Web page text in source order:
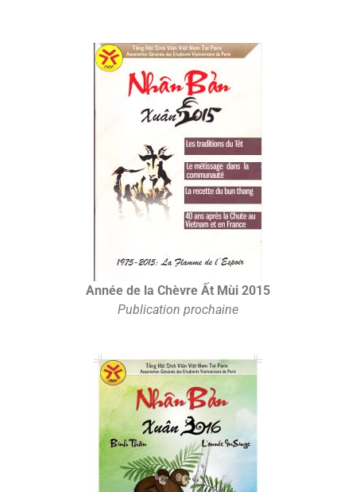
Année de la Chèvre Ất Mùi 2015
Publication prochaine